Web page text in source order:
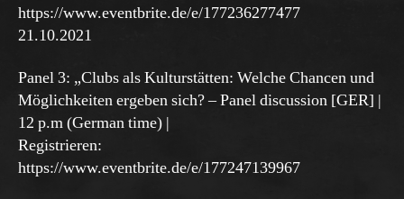
https://www.eventbrite.de/e/177236277477
21.10.2021
Panel 3: „Clubs als Kulturstätten: Welche Chancen und
Möglichkeiten ergeben sich? – Panel discussion [GER] |
12 p.m (German time) |
Registrieren:
https://www.eventbrite.de/e/177247139967